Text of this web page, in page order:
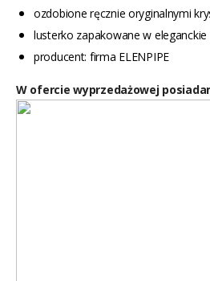
ozdobione ręcznie oryginalnymi
lusterko zapakowane w eleganckie
producent: firma ELENPIPE
W ofercie wyprzedażowej